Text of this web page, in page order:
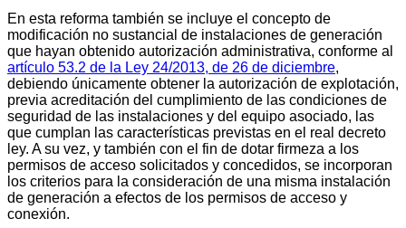
En esta reforma también se incluye el concepto de
modificación no sustancial de instalaciones de generación
que hayan obtenido autorización administrativa, conforme al
artículo 53.2 de la Ley 24/2013, de 26 de diciembre,
debiendo únicamente obtener la autorización de explotación,
previa acreditación del cumplimiento de las condiciones de
seguridad de las instalaciones y del equipo asociado, las
que cumplan las características previstas en el real decreto
ley. A su vez, y también con el fin de dotar firmeza a los
permisos de acceso solicitados y concedidos, se incorporan
los criterios para la consideración de una misma instalación
de generación a efectos de los permisos de acceso y
conexión.